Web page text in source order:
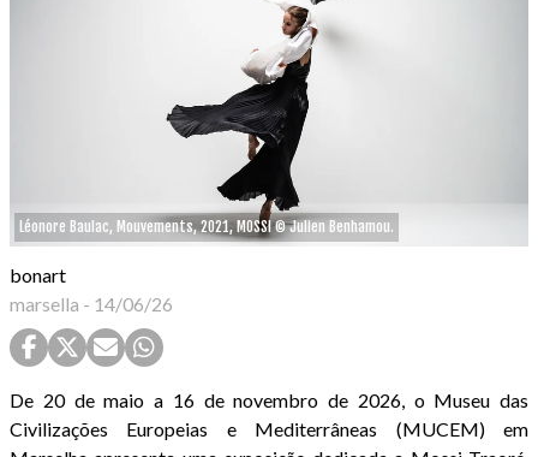
Léonore Baulac, Mouvements, 2021, MOSSI © Julien Benhamou.
bonart
marsella - 14/06/26
De 20 de maio a 16 de novembro de 2026, o Museu das
Civilizações Europeias e Mediterrâneas (MUCEM) em